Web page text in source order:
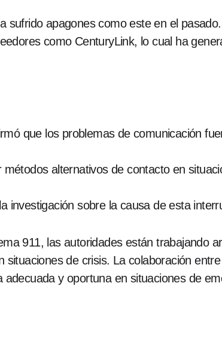
sufrido apagones como este en el
como CenturyLink, lo cual ha
que los problemas de comunicación
alternativos de contacto en
investigación sobre la causa de esta
911, las autoridades están trabajando
de crisis. La colaboración
y oportuna en situaciones de